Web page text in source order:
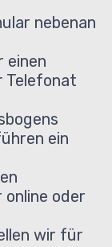
nebenan
einen
Telefonat
ein
oder
wir für